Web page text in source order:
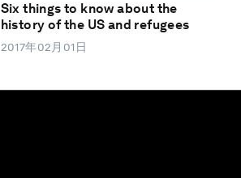
Six things to know about the
history of the US and refugees
2017年02月01日